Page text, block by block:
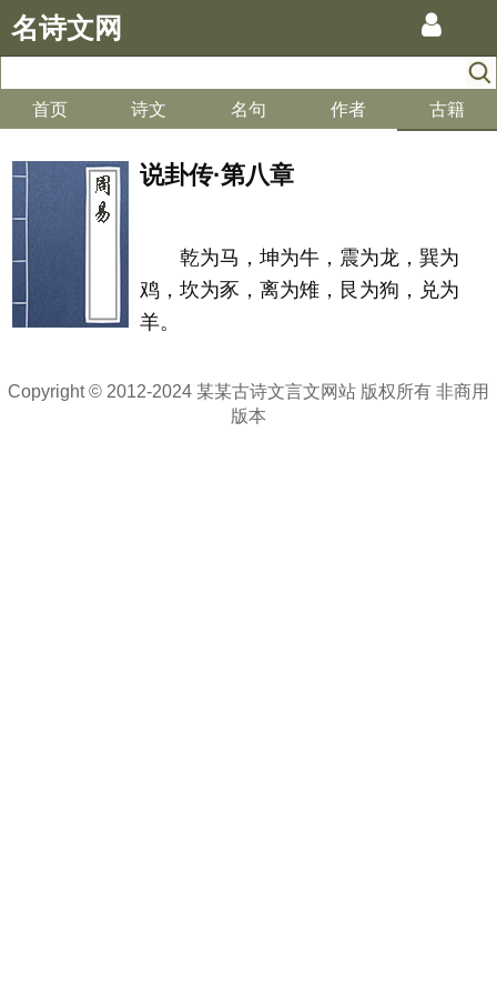
名诗文网
首页 诗文 名句 作者 古籍
说卦传·第八章
乾为马，坤为牛，震为龙，巽为
鸡，坎为豕，离为雉，艮为狗，兑为
羊。
Copyright © 2012-2024 某某古诗文言文网站 版权所有 非商用
版本